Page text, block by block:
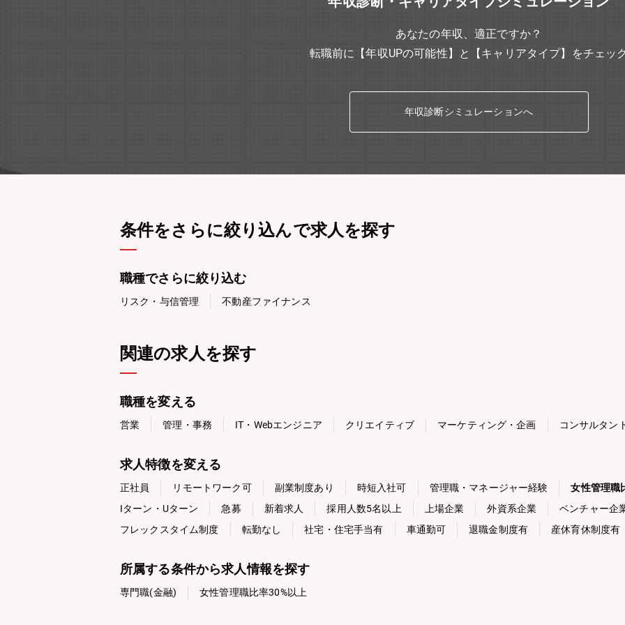
あなたの年収、適正ですか？
転職前に【年収UPの可能性】と【キャリアタイプ】をチェッ
年収診断シミュレーションへ
条件をさらに絞り込んで求人を探す
職種でさらに絞り込む
リスク・与信管理 不動産ファイナンス
関連の求人を探す
職種を変える
営業 管理・事務 IT・Webエンジニア クリエイティブ マーケティング・企画 コンサルタン
求人特徴を変える
正社員 リモートワーク可 副業制度あり 時短入社可 管理職・マネージャー経験
女性管理職
Iターン・Uターン
急募 新着求人 採用人数5名以上 上場企業 外資系企業
ベンチャー企
フレックスタイム制度
転勤なし 社宅・住宅手当有 車通勤可 退職金制度有 産休育休制度有
所属する条件から求人情報を探す
専門職(金融) 女性管理職比率30%以上